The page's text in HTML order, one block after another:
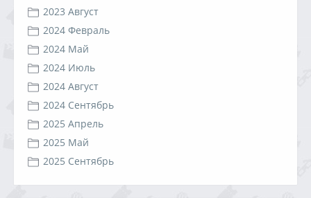
2023 Август
2024 Февраль
2024 Май
2024 Июль
2024 Август
2024 Сентябрь
2025 Апрель
2025 Май
2025 Сентябрь